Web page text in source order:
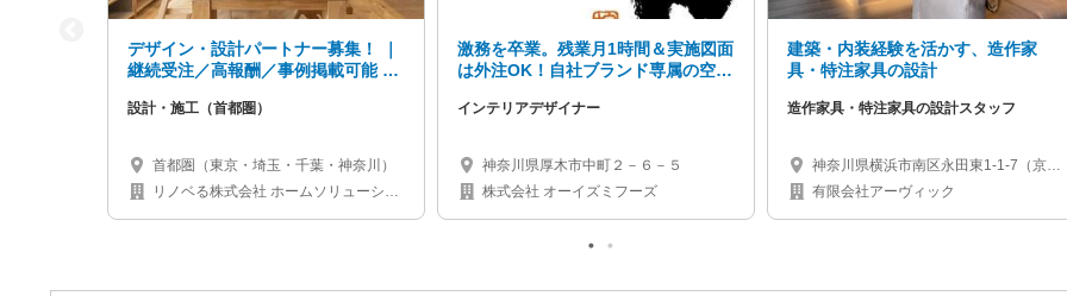
デザイン・設計パートナー募集！ ｜
継続受注／高報酬／事例掲載可能 ｜
設計・施工（首都圏）
首都圏（東京・埼玉・千葉・神奈川）
リノベる株式会社 ホームソリューショ
激務を卒業。残業月1時間＆実施図面
は外注OK！自社ブランド専属の空間
インテリアデザイナー
神奈川県厚木市中町２－６－５
株式会社 オーイズミフーズ
建築・内装経験を活かす、造作家
具・特注家具の設計
造作家具・特注家具の設計スタッフ
神奈川県横浜市南区永田東1-1-7（京急
「井土ヶ谷駅」徒歩2分）
有限会社アーヴィック